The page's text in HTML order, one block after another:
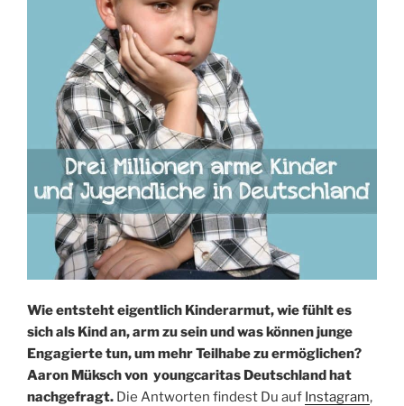
Wie entsteht eigentlich Kinderarmut, wie fühlt es
sich als Kind an, arm zu sein und was können junge
Engagierte tun, um mehr Teilhabe zu ermöglichen?
Aaron Müksch von youngcaritas Deutschland hat
nachgefragt. Die Antworten findest Du auf Instagram,